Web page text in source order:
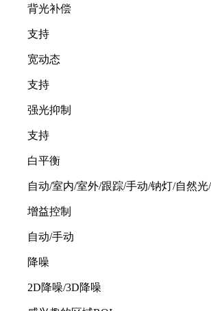
背光补偿
支持
宽动态
支持
强光抑制
支持
白平衡
自动/室内/室外/跟踪/手动/钠灯/自然光
增益控制
自动/手动
降噪
2D降噪/3D降噪